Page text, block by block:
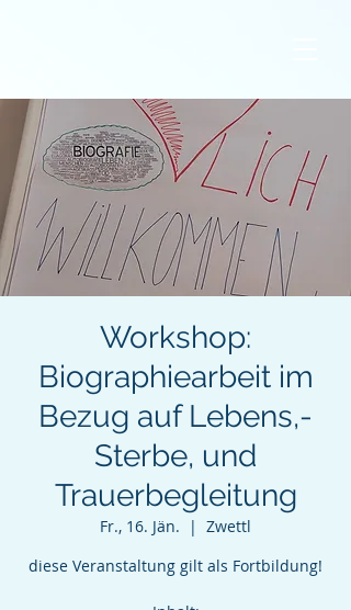
Workshop:
Biographiearbeit im
Bezug auf Lebens,-
Sterbe, und
Trauerbegleitung
Fr., 16. Jän.
  |
Zwettl
diese Veranstaltung gilt als Fortbildung!